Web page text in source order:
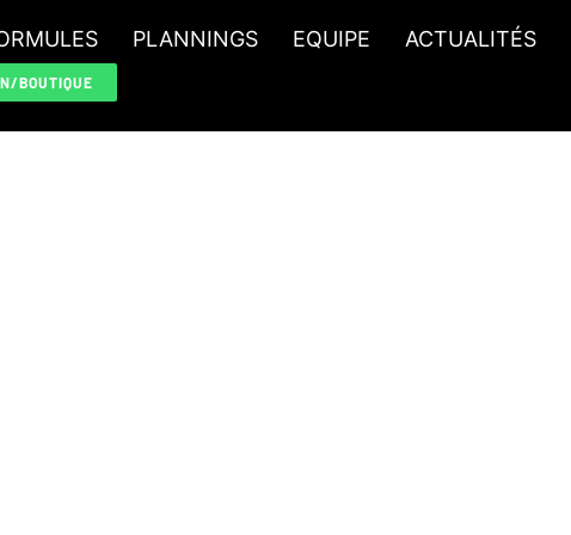
PLANNINGS EQUIPE ACTUALITÉS
BOUTIQUE